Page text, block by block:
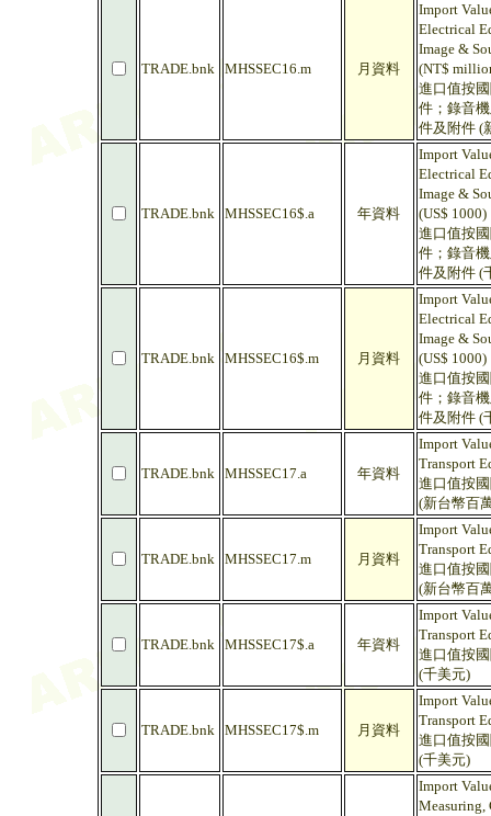
TRADE.bnk MHSSEC16.m 月資料
Import
Electrical
Image &
(NT$
進口值按
件；錄音
件及附件 (
TRADE.bnk MHSSEC16$.a 年資料
Import
Electrical
Image &
(US$ 1000)
進口值按
件；錄音
件及附件 (
TRADE.bnk MHSSEC16$.m 月資料
Import
Electrical
Image &
(US$ 1000)
進口值按
件；錄音
件及附件 (
TRADE.bnk MHSSEC17.a 年資料
Import
Transport
進口值按
(新台幣百
TRADE.bnk MHSSEC17.m 月資料
Import
Transport
進口值按
(新台幣百
TRADE.bnk MHSSEC17$.a 年資料
Import
Transport
進口值按
(千美元)
TRADE.bnk MHSSEC17$.m 月資料
Import
Transport
進口值按
(千美元)
Import
Measuring,